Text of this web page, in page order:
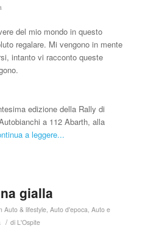
del mio mondo in questo
regalare. Mi vengono in mente
intanto vi racconto queste
edizione della Rally di
a 112 Abarth, alla
a leggere...
gialla
Auto & lifestyle, Auto d'epoca Auto e
/ di L'Ospite